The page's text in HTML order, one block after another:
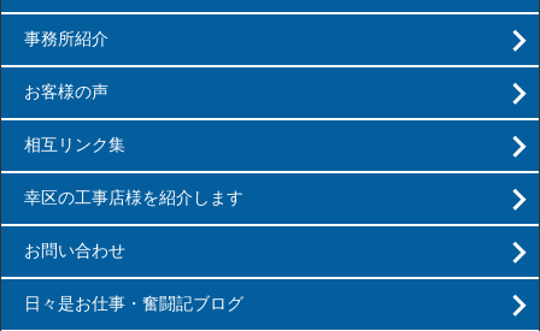
事務所紹介
お客様の声
相互リンク集
幸区の工事店様を紹介します
お問い合わせ
日々是お仕事・奮闘記ブログ